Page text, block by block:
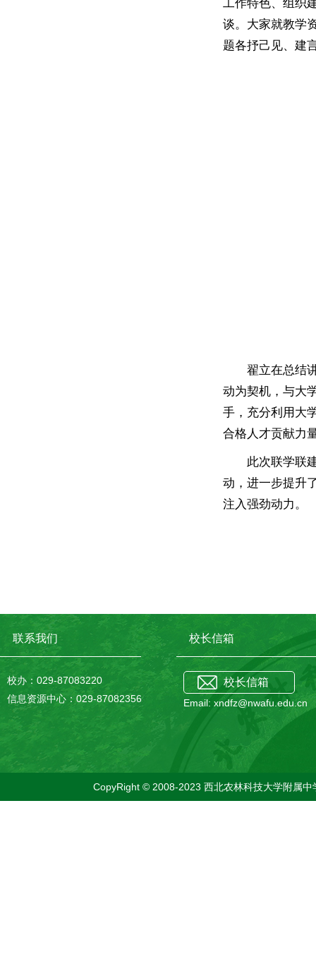
工作特色、组织
谈。大家就教学
题各抒己见、建
翟立在总结
动为契机，与大
手，充分利用大
合格人才贡献力
此次联学联
动，进一步提升
注入强劲动力。
联系我们
校办：029-87083220
信息资源中心：029-87082356
校长信箱
校长信箱
Email: xndfz@nwafu.edu.cn
CopyRight © 2008-2023 西北农林科技大